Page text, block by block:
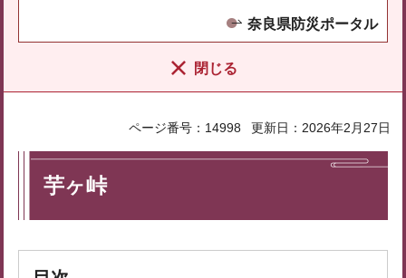
奈良県防災ポータル
閉じる
ページ番号：14998 更新日：2026年2月27日
芋ヶ峠